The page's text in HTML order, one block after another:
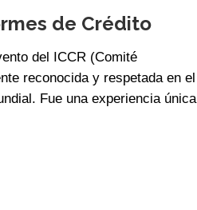
de Crédito
del ICCR (Comité
reconocida y respetada en el
Fue una experiencia única